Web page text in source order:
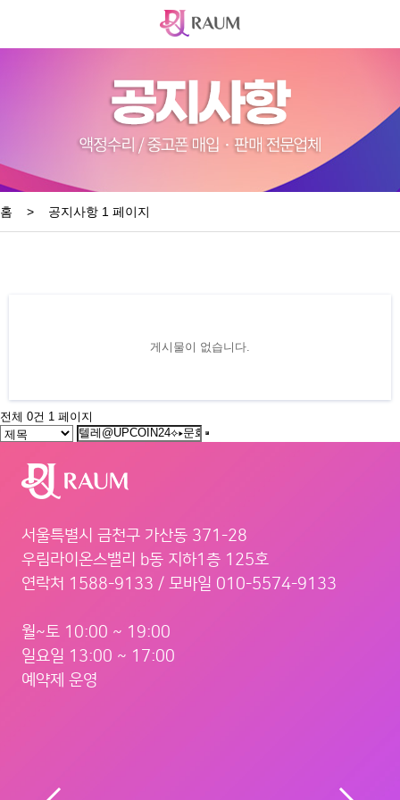
홈 > 공지사항 1 페이지
게시물이 없습니다.
전체 0건 1 페이지
서울특별시 금천구 가산동 371-28
우림라이온스밸리 b동 지하1층 125호
연락처 1588-9133 / 모바일 010-5574-9133
월~토 10:00 ~ 19:00
일요일 13:00 ~ 17:00
예약제 운영